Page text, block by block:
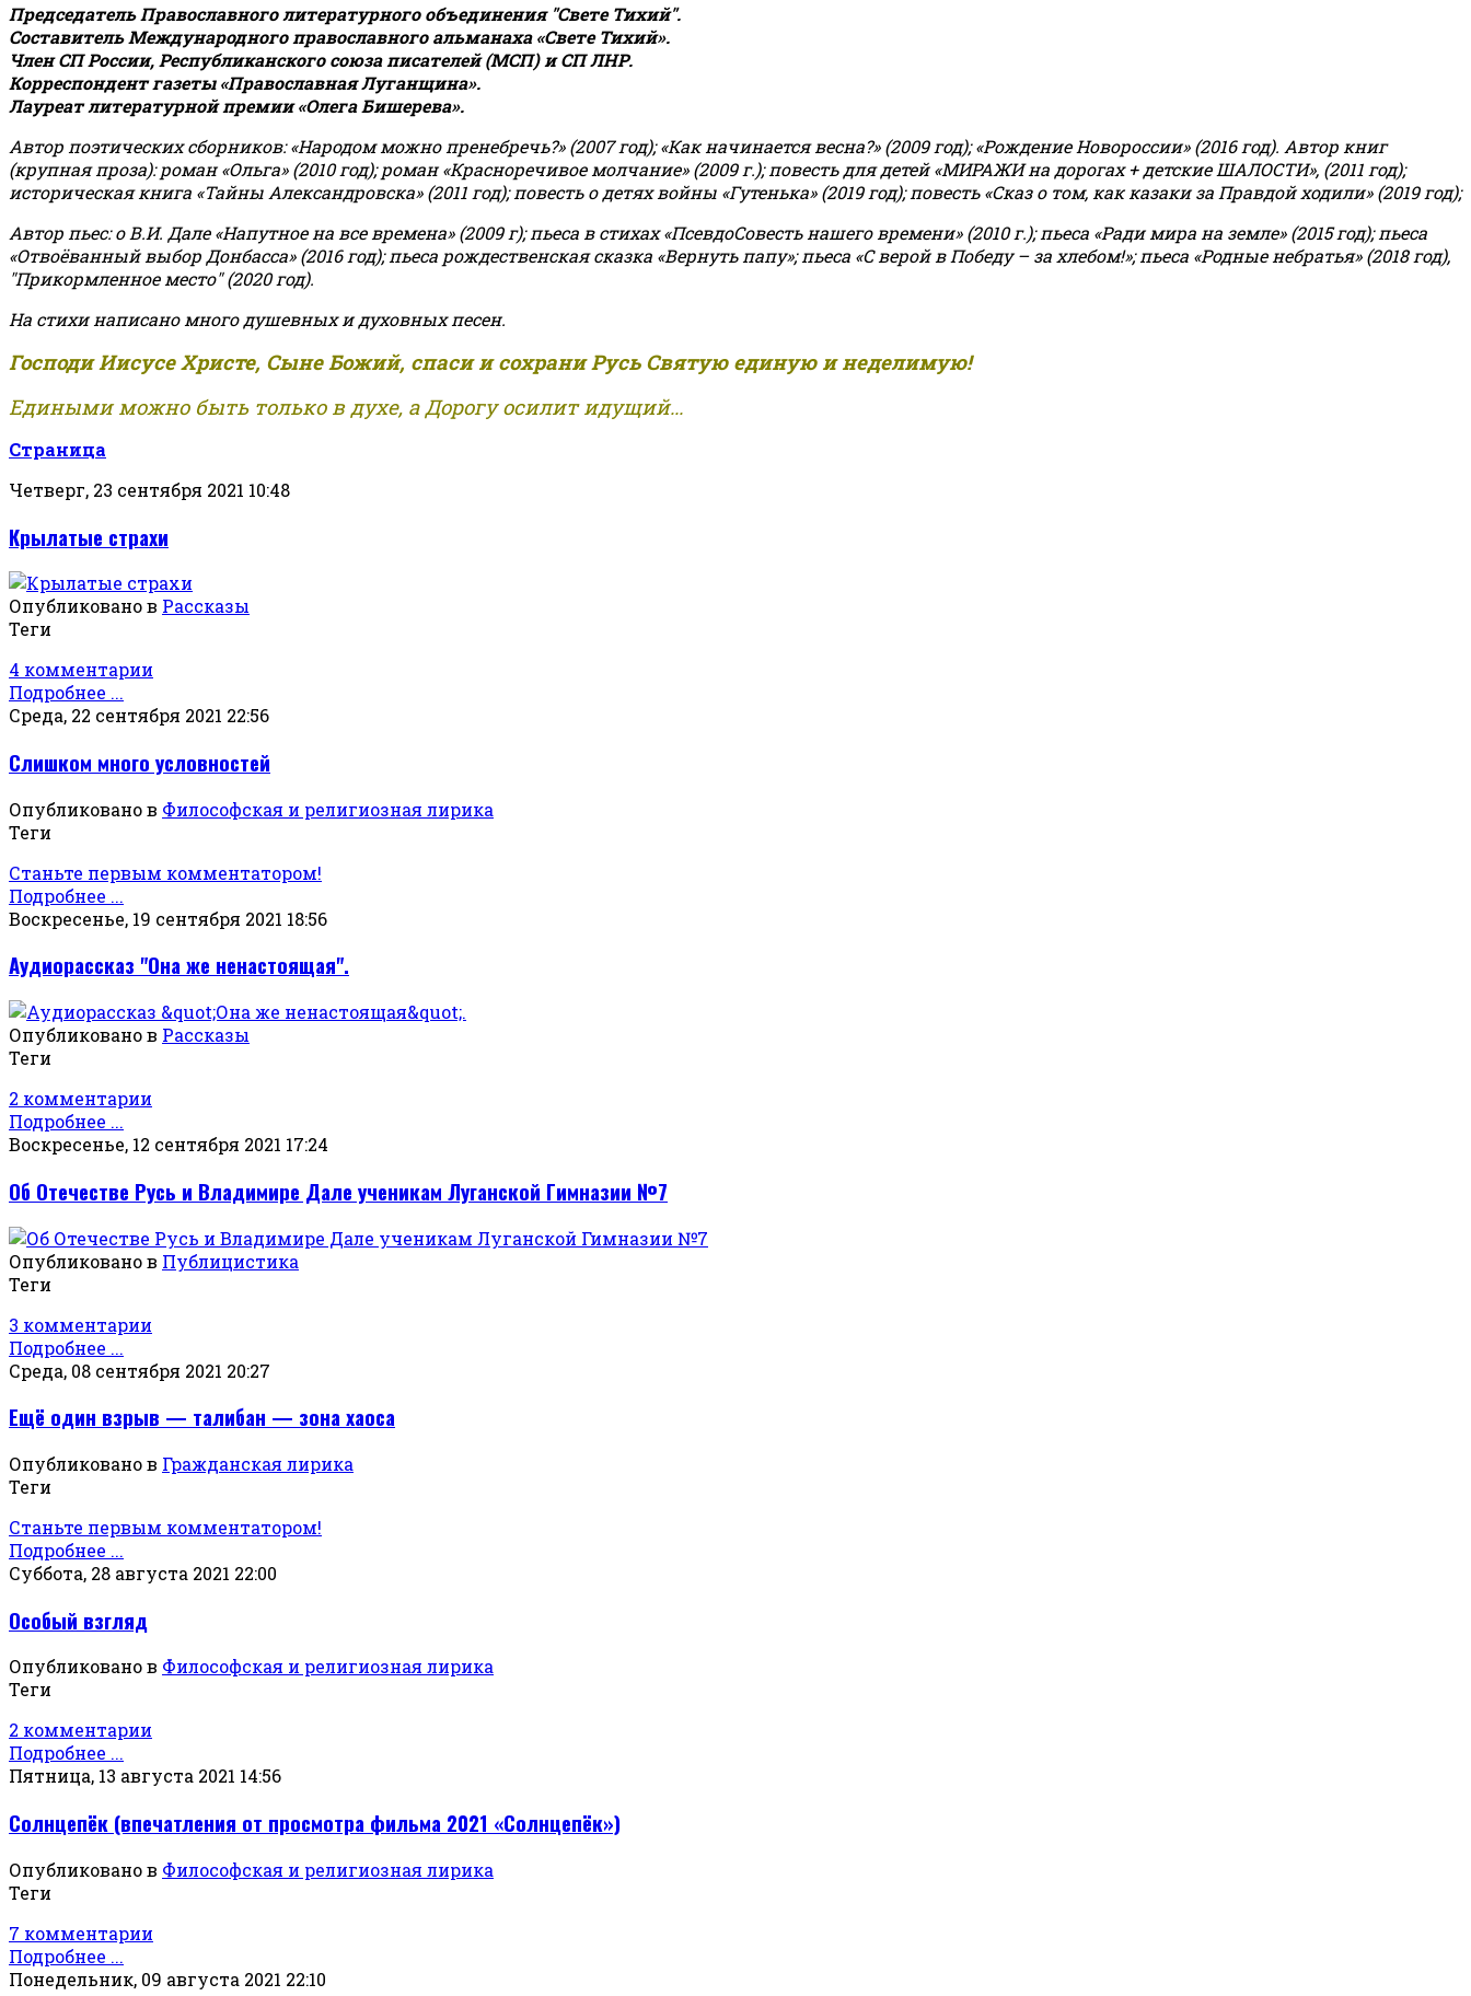
Председатель Православного литературного объединения "Свете Тихий".
Составитель Международного православного альманаха «Свете Тихий».
Член СП России, Республиканского союза писателей (МСП) и СП ЛНР.
Корреспондент газеты «Православная Луганщина».
Лауреат литературной премии «Олега Бишерева».
Автор поэтических сборников: «Народом можно пренебречь?» (2007 год); «Как начинается весна?» (2009 год); «Рождение Новороссии» (2016 год). Автор книг
(крупная проза): роман «Ольга» (2010 год); роман «Красноречивое молчание» (2009 г.); повесть для детей «МИРАЖИ на дорогах + детские ШАЛОСТИ», (2011 год);
историческая книга «Тайны Александровска» (2011 год); повесть о детях войны «Гутенька» (2019 год); повесть «Сказ о том, как казаки за Правдой ходили» (2019 год);
Автор пьес: о В.И. Дале «Напутное на все времена» (2009 г); пьеса в стихах «ПсевдоСовесть нашего времени» (2010 г.); пьеса «Ради мира на земле» (2015 год); пьеса
«Отвоёванный выбор Донбасса» (2016 год); пьеса рождественская сказка «Вернуть папу»; пьеса «С верой в Победу – за хлебом!»;пьеса «Родные небратья» (2018 год),
"Прикормленное место" (2020 год).
На стихи написано много душевных и духовных песен.
Господи Иисусе Христе, Сыне Божий, спаси и сохрани Русь Святую единую и неделимую!
Едиными можно быть только в духе, а Дорогу осилит идущий...
Страница
Четверг, 23 сентября 2021 10:48
Крылатые страхи
Опубликовано в Рассказы
Теги
4 комментарии
Подробнее ...
Среда, 22 сентября 2021 22:56
Слишком много условностей
Опубликовано в Философская и религиозная лирика
Теги
Станьте первым комментатором!
Подробнее ...
Воскресенье, 19 сентября 2021 18:56
Аудиорассказ "Она же ненастоящая".
Опубликовано в Рассказы
Теги
2 комментарии
Подробнее ...
Воскресенье, 12 сентября 2021 17:24
Об Отечестве Русь и Владимире Дале ученикам Луганской Гимназии №7
Опубликовано в Публицистика
Теги
3 комментарии
Подробнее ...
Среда, 08 сентября 2021 20:27
Ещё один взрыв — талибан — зона хаоса
Опубликовано в Гражданская лирика
Теги
Станьте первым комментатором!
Подробнее ...
Суббота, 28 августа 2021 22:00
Особый взгляд
Опубликовано в Философская и религиозная лирика
Теги
2 комментарии
Подробнее ...
Пятница, 13 августа 2021 14:56
Солнцепёк (впечатления от просмотра фильма 2021 «Солнцепёк»)
Опубликовано в Философская и религиозная лирика
Теги
7 комментарии
Подробнее ...
Понедельник, 09 августа 2021 22:10